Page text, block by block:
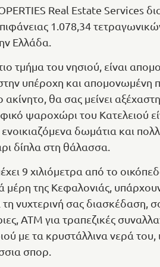
Real Estate Services
1.078,34
Ελλάδα.
τμήμα του νησιού, είναι
υπέροχη και απομονωμένη
ακίνητο, θα σας μείνει
ψαροχώρι του Κατελειού
ενοικιαζόμενα δωμάτια και
δίπλα στη θάλασσα.
9 χιλιόμετρα από το
μέρη της Κεφαλονιάς,
τη νυχτερινή σας διασκέδαση,
ΑΤΜ για τραπεζικές
με τα κρυστάλλινα νερά του,
σπορ.